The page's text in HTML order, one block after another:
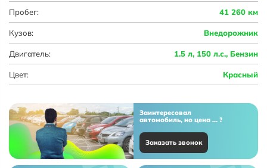
Пробег: 41 260 км
Кузов: Внедорожник
Двигатель: 1.5 л, 150 л.с., Бензин
Цвет: Красный
Заинтересовал
автомобиль, но цена ... ?
Заказать звонок